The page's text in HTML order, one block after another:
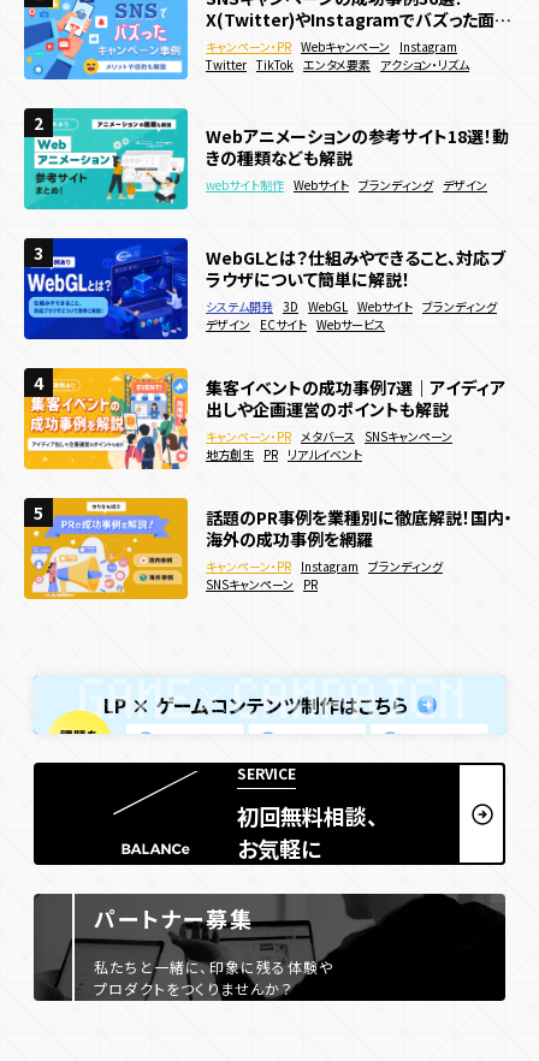
X(Twitter)やInstagramでバズった面白
い企画を紹介
キャンペーン・PR Webキャンペーン
Instagram
Twitter TikTok エンタメ要素 アクション・リズム
2
Webアニメーションの参考サイト18選！動
きの種類なども解説
webサイト制作 Webサイト ブランディング デザイン
3
WebGLとは？仕組みやできること、対応ブ
ラウザについて簡単に解説！
システム開発 3D WebGL Webサイト ブランディング
デザイン
ECサイト Webサービス
4
集客イベントの成功事例7選｜アイディア
出しや企画運営のポイントも解説
キャンペーン・PR メタバース
SNSキャンペーン
地方創生 PR リアルイベント
5
話題のPR事例を業種別に徹底解説！国内・
海外の成功事例を網羅
キャンペーン・PR Instagram ブランディング
SNSキャンペーン
PR
X(Twitter)やInstagramでバズった面白
い企画を紹介
キャンペーン・PR Webキャンペーン
Instagram
Twitter TikTok エンタメ要素 アクション・リズム
2
WebGLとは？仕組みやできること、対応ブ
ラウザについて簡単に解説！
システム開発 Webサイト
デザイン ECサイト Webサービス
3
Webアニメーションの参考サイト18選！動
きの種類なども解説
webサイト制作 Webサイト ブランディング デザイン
4
集客イベントの成功事例7選｜アイディア
出しや企画運営のポイントも解説
キャンペーン・PR メタバース
SNSキャンペーン
地方創生 PR リアルイベント
5
Webサイトに3Dアニメーションを導入した
い！作り方やメリットを徹底解説
webサイト制作 3D WebGL Webサイト
アニメーション サービス・ブランドサイト
最新事例39選
webサイト制作 3D Webキャンペーン WebGL
コーポレートサイト サービス・ブランドサイト メーカー
2
動きのあるWebサイトの作り方は？メリッ
トやデメリットも解説
webサイト制作 Webサイト ブランディング 販売促進
3
Webサイトに3Dアニメーションを導入した
い！作り方やメリットを徹底解説
webサイト制作 3D WebGL Webサイト
アニメーション サービス・ブランドサイト
4
ECサイトで効果的な販促キャンペーン施
策15選！効果的な実施方法などを解説
キャンペーン・PR Webキャンペーン ECサイト
5
夏キャンペーン事例20選を紹介！メリット
や制作方法も解説！
Webキャンペーン
デジタルスタンプラリー 認知拡大 販売促進
夏キャンペーン 人気投票・ランキング
LP × ゲームコンテンツ制作はこちら
SERVICE
初回無料相談、
お気軽に
パートナー募集
私たちと一緒に、印象に残る体験や
プロダクトをつくりませんか？